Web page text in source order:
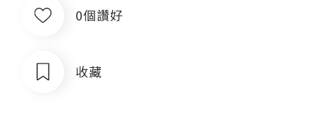
0個讚好
收藏